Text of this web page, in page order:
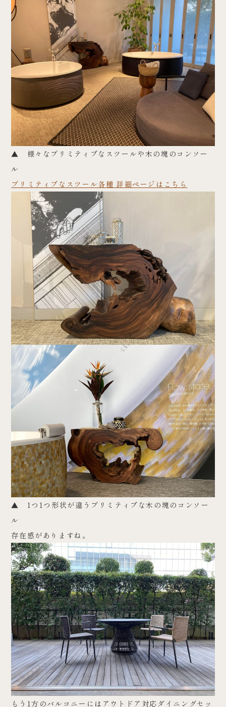
▲ 様々なプリミティブなスツールや木の塊のコンソー
ル
プリミティブなスツール各種 詳細ページはこちら
▲ 1つ1つ形状が違うプリミティブな木の塊のコンソー
ル
存在感がありますね。
もう1方のバルコニーにはアウトドア対応ダイニングセッ